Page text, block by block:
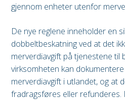
gjennom enheter utenfor
De nye reglene inneholder en
dobbeltbeskatning ved at det
merverdiavgift på tjenestene til
virksomheten kan
merverdiavgift i utlandet, og at
fradragsføres eller refunderes.